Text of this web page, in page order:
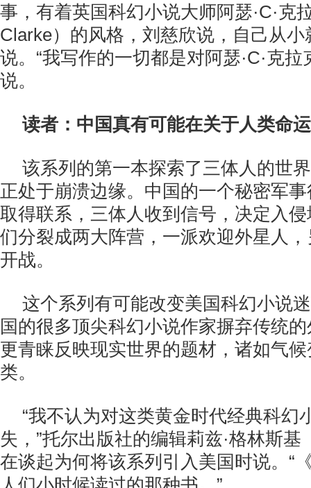
事，有着英国科幻小说大师阿瑟·C·克
Clarke）的风格，刘慈欣说，自己从
说。“我写作的一切都是对阿瑟·C·克
说。
读者：中国真有可能在关于人类命
该系列的第一本探索了三体人的世
正处于崩溃边缘。中国的一个秘密军
取得联系，三体人收到信号，决定入
们分裂成两大阵营，一派欢迎外星人
开战。
这个系列有可能改变美国科幻小说
国的很多顶尖科幻小说作家摒弃传统
更青睐反映现实世界的题材，诸如气
类。
“我不认为对这类黄金时代经典科幻
失，”托尔出版社的编辑莉兹·格林斯基
在谈起为何将该系列引入美国时说。“